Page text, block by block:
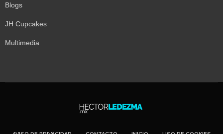
Blogs
JH Cupcakes
Multimedia